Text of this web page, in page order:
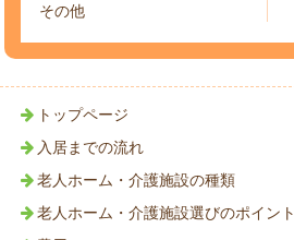
その他
トップページ
入居までの流れ
老人ホーム・介護施設の種類
老人ホーム・介護施設選びのポイント